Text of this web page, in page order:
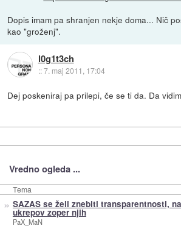
Dopis imam pa shranjen nekje doma... Nič
kao "groženj".
l0g1t3ch
::7. maj 2011, 17:04
Dej poskeniraj pa prilepi, če se ti da. Da
Vredno ogleda ...
Tema
» SAZAS se želi znebiti transparentnosti,
ukrepov zoper njih
PaX_MaN